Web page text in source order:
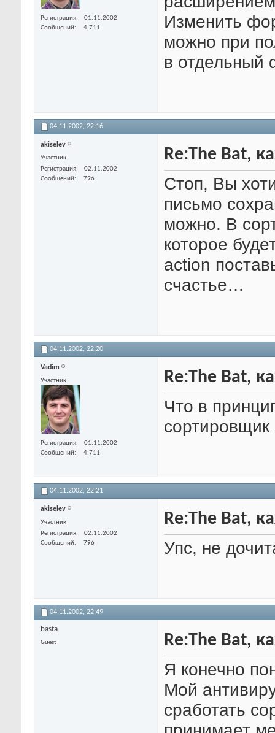
Регистрация
01.11.2002
Сообщений
4,711
Изменить
можно при
в отдельный
04.11.2002, 22:16
akiselev
Участник
Регистрация
02.11.2002
Сообщений
796
Re:The Bat,
Стоп, Вы
письмо
можно. В
которое
action
счастье…
04.11.2002, 22:20
Vadim
Участник
Регистрация
01.11.2002
Сообщений
4,711
Re:The Bat,
Что в
сортировщик
04.11.2002, 22:21
akiselev
Участник
Регистрация
02.11.2002
Сообщений
796
Re:The Bat,
Упс, не
04.11.2002, 22:49
basta
Guest Re:The Bat,
Я конечно
Мой
сработать